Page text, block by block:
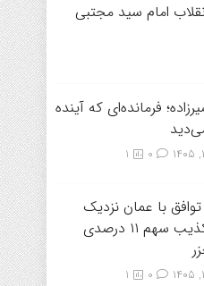
امام سید مجتبی
فرمانده‌ای که آینده
1
با عمان نزدیک
است/ تکذیب سهم ۱۱ درصدی
1